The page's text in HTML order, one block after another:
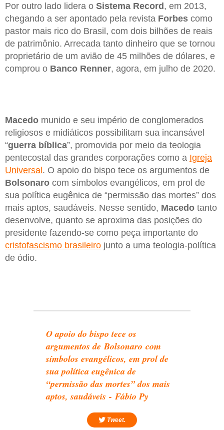
Por outro lado lidera o Sistema Record, em 2013,
chegando a ser apontado pela revista Forbes como
pastor mais rico do Brasil, com dois bilhões de reais
de patrimônio. Arrecada tanto dinheiro que se tornou
proprietário de um avião de 45 milhões de dólares, e
comprou o Banco Renner, agora, em julho de 2020.
Macedo munido e seu império de conglomerados
religiosos e midiáticos possibilitam sua incansável
“guerra bíblica”, promovida por meio da teologia
pentecostal das grandes corporações como a Igreja
Universal . O apoio do bispo tece os argumentos de
Bolsonaro com símbolos evangélicos, em prol de
sua política eugênica de “permissão das mortes” dos
mais aptos, saudáveis. Nesse sentido, Macedo tanto
desenvolve, quanto se aproxima das posições do
presidente fazendo-se como peça importante do
cristofascismo brasileiro junto a uma teologia-política
de ódio.
O apoio do bispo tece os
argumentos de Bolsonaro com
símbolos evangélicos, em prol de
sua política eugênica de
“permissão das mortes” dos mais
aptos, saudáveis - Fábio Py
Tweet.